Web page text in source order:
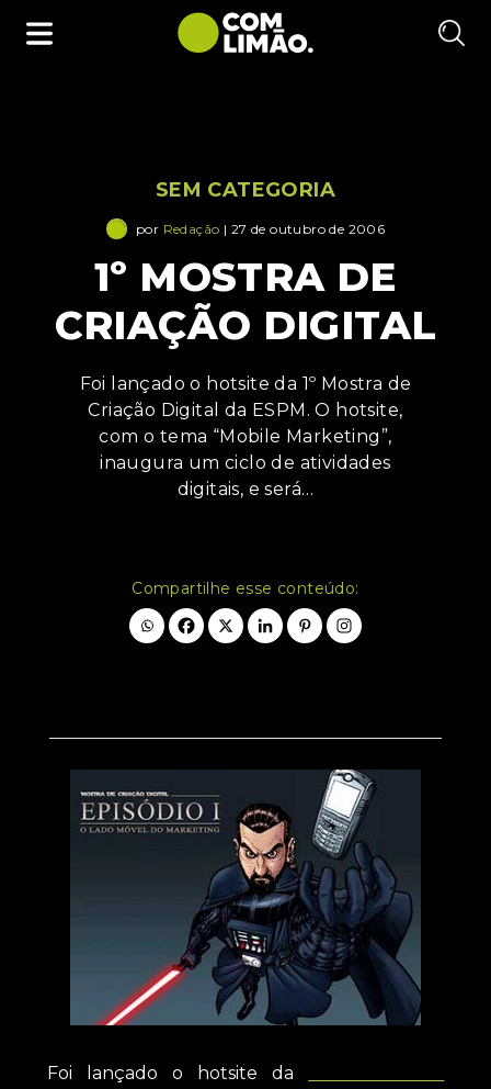
SEM CATEGORIA
por Redação | 27 de outubro de 2006
1º MOSTRA DE
CRIAÇÃO DIGITAL
Foi lançado o hotsite da 1º Mostra de
Criação Digital da ESPM. O hotsite,
com o tema “Mobile Marketing”,
inaugura um ciclo de atividades
digitais, e será…
Compartilhe esse conteúdo:
Foi lançado o hotsite da